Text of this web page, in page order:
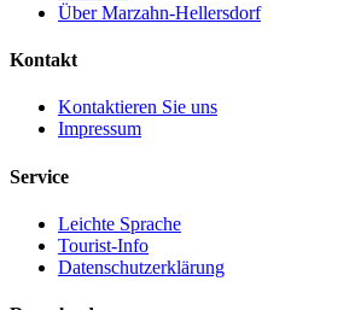
Über Marzahn-Hellersdorf
Kontakt
Kontaktieren Sie uns
Impressum
Service
Leichte Sprache
Tourist-Info
Datenschutzerklärung